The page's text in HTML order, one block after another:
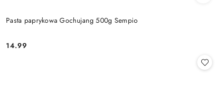
Pasta paprykowa Gochujang 500g Sempio
Cena:
14.99